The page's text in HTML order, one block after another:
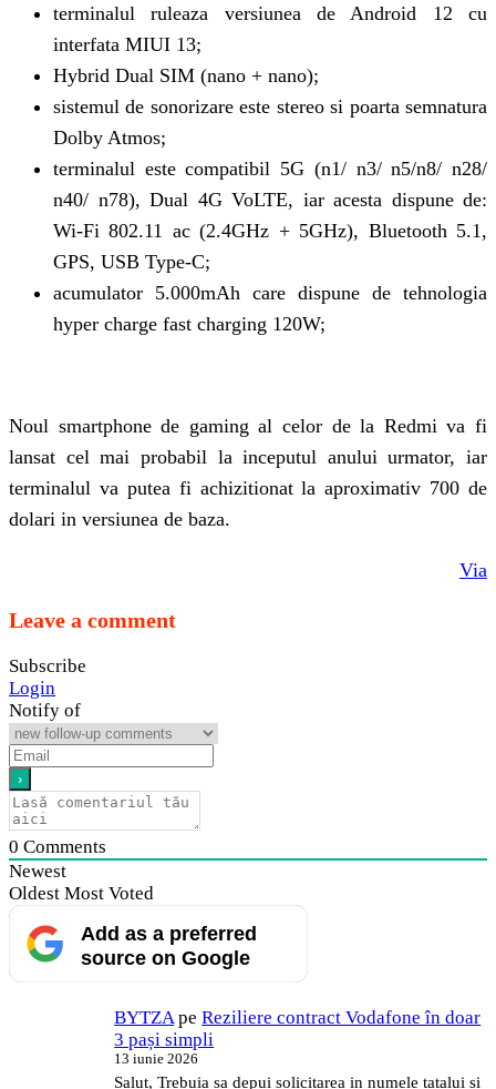
terminalul ruleaza versiunea de Android 12 cu
interfata MIUI 13;
Hybrid Dual SIM (nano + nano);
sistemul de sonorizare este stereo si poarta semnatura
Dolby Atmos;
terminalul este compatibil 5G (n1/ n3/ n5/n8/ n28/
n40/ n78), Dual 4G VoLTE, iar acesta dispune de:
Wi-Fi 802.11 ac (2.4GHz + 5GHz), Bluetooth 5.1,
GPS, USB Type-C;
acumulator 5.000mAh care dispune de tehnologia
hyper charge fast charging 120W;
Noul smartphone de gaming al celor de la Redmi va fi
lansat cel mai probabil la inceputul anului urmator, iar
terminalul va putea fi achizitionat la aproximativ 700 de
dolari in versiunea de baza.
Via
Leave a comment
Subscribe
Login
Notify of
0 Comments
Newest
Oldest Most Voted
Add as a preferred
source on Google
BYTZA peReziliere contract Vodafone în doar
3 pași simpli
13 iunie 2026
Salut, Trebuia sa depui solicitarea in numele tatalui si